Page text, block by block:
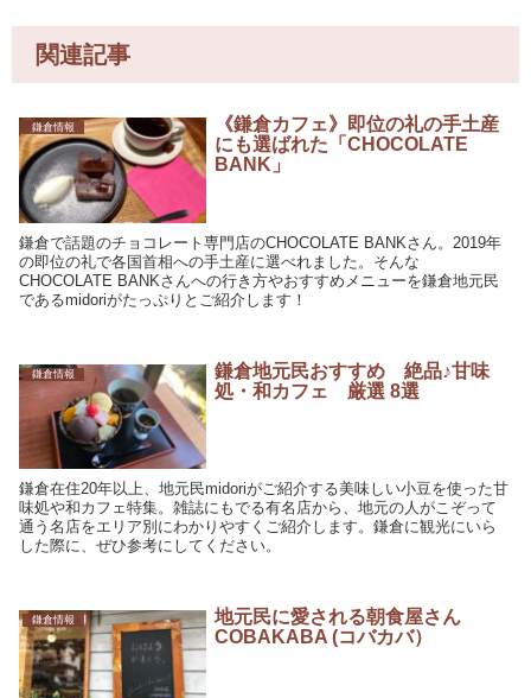
関連記事
鎌倉情報
《鎌倉カフェ》即位の礼の手土産
にも選ばれた「CHOCOLATE
BANK」
鎌倉で話題のチョコレート専門店のCHOCOLATE BANKさん。2019年
の即位の礼で各国首相への手土産に選べれました。そんな
CHOCOLATE BANKさんへの行き方やおすすめメニューを鎌倉地元民
であるmidoriがたっぷりとご紹介します！
鎌倉情報
鎌倉地元民おすすめ 絶品♪甘味
処・和カフェ 厳選 8選
鎌倉在住20年以上、地元民midoriがご紹介する美味しい小豆を使った甘
味処や和カフェ特集。雑誌にもでる有名店から、地元の人がこぞって
通う名店をエリア別にわかりやすくご紹介します。鎌倉に観光にいら
した際に、ぜひ参考にしてください。
鎌倉情報
地元民に愛される朝食屋さん
COBAKABA (コバカバ）